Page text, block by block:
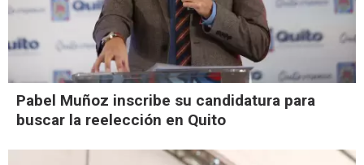
Pabel Muñoz inscribe su candidatura para
buscar la reelección en Quito